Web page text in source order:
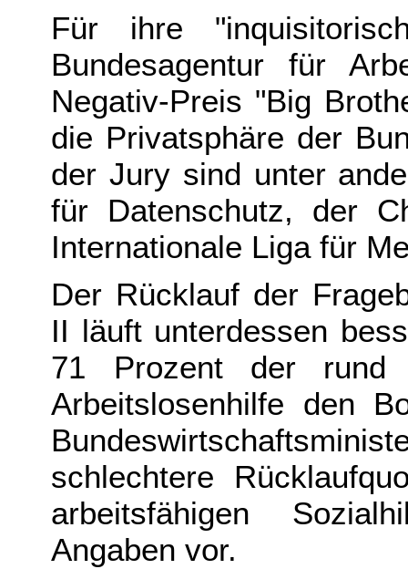
Für ihre
Bundesagentur für
Negativ-Preis "Big
die Privatsphäre der
der Jury sind unter
für Datenschutz, der
Internationale Liga für
Der Rücklauf der
II läuft unterdessen
71 Prozent der rund
Arbeitslosenhilfe den
schlechtere
arbeitsfähigen
Angaben vor.